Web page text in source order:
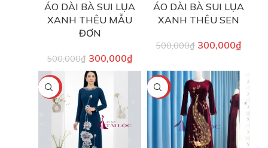
ÁO DÀI BÀ SUI LỤA
XANH THÊU MẪU
ĐƠN
500,000₫ 300,000₫
ÁO DÀI BÀ SUI LỤA
XANH THÊU SEN
500,000₫ 300,000₫
-40% -33%